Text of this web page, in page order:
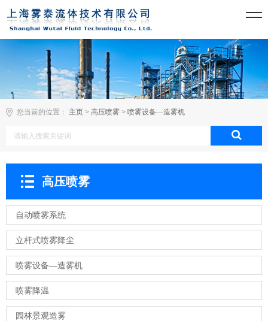
您当前的位置： 主页 > 高压喷雾 > 喷雾设备—造雾机
高压喷雾
自动喷雾系统
立杆式喷雾降尘
喷雾设备—造雾机
喷雾降温
园林景观造雾